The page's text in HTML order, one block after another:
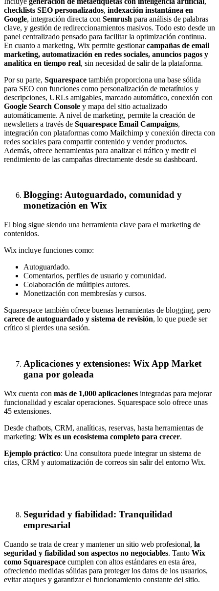
checklists SEO personalizados, indexación instantánea en
Google, integración directa con Semrush para análisis de palabras
clave, y gestión de redireccionamientos masivos. Todo esto desde un
panel centralizado pensado para facilitar la optimización continua.
En cuanto a marketing, Wix permite gestionarcampañas de email
marketing, automatización en redes sociales, anuncios pagos y
analítica en tiempo real, sin necesidad de salir de la plataforma.
Por su parte, Squarespace también proporciona una base sólida
para SEO con funciones como personalización de metatítulos y
descripciones, URLs amigables, marcado automático, conexión con
Google Search Console y mapa del sitio actualizado
automáticamente. A nivel de marketing, permite la creación de
newsletters a través de Squarespace Email Campaigns,
integración con plataformas como Mailchimp y conexión directa con
redes sociales para compartir contenido y vender productos.
Además, ofrece herramientas para analizar el tráfico y medir el
rendimiento de las campañas directamente desde su dashboard.
Blogging: Autoguardado, comunidad y
monetización en Wix
El blog sigue siendo una herramienta clave para el marketing de
contenidos.
Wix incluye funciones como:
Autoguardado.
Comentarios, perfiles de usuario y comunidad.
Colaboración de múltiples autores.
Monetización con membresías y cursos.
Squarespace también ofrece buenas herramientas de blogging, pero
carece de autoguardado y sistema de revisión, lo que puede ser
crítico si pierdes una sesión.
Aplicaciones y extensiones: Wix App Market
gana por goleada
Wix cuenta con más de 1,000 aplicaciones integradas para mejorar
funcionalidad y escalar operaciones. Squarespace solo ofrece unas
45 extensiones.
Desde chatbots, CRM, analíticas, reservas, hasta herramientas de
marketing: Wix es un ecosistema completo para crecer.
Ejemplo práctico: Una consultora puede integrar un sistema de
citas, CRM y automatización de correos sin salir del entorno Wix.
Seguridad y fiabilidad: Tranquilidad
empresarial
Cuando se trata de crear y mantener un sitio web profesional, la
seguridad y fiabilidad son aspectos no negociables. Tanto Wix
como Squarespace cumplen con altos estándares en esta área,
ofreciendo medidas sólidas para proteger los datos de los usuarios,
evitar ataques y garantizar el funcionamiento constante del sitio.